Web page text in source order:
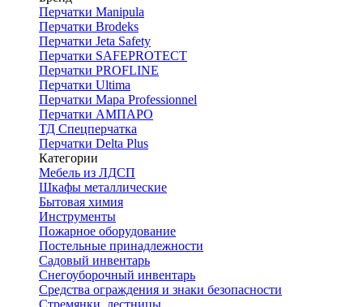
Перчатки Manipula
Перчатки Brodeks
Перчатки Jeta Safety
Перчатки SAFEPROTECT
Перчатки PROFLINE
Перчатки Ultima
Перчатки Мара Professionnel
Перчатки АМПАРО
ТД Спецперчатка
Перчатки Delta Plus
Категории
Мебель из ЛДСП
Шкафы металлические
Бытовая химия
Инструменты
Пожарное оборудование
Постельные принадлежности
Садовый инвентарь
Снегоуборочный инвентарь
Средства ограждения и знаки безопасности
Стремянки, лестницы